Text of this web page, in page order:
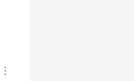
more_vert